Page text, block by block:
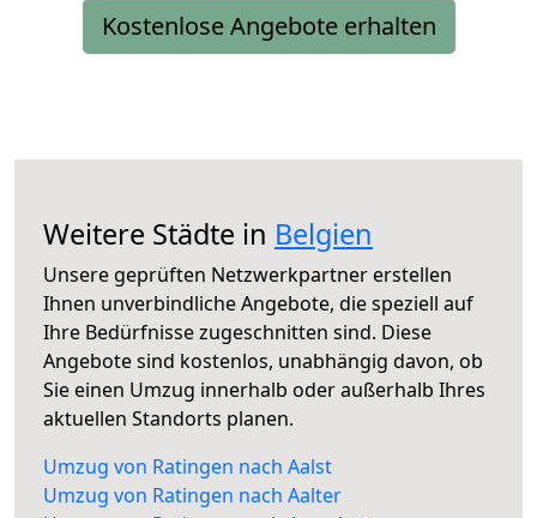
Kostenlose Angebote erhalten
Weitere Städte in Belgien
Unsere geprüften Netzwerkpartner erstellen
Ihnen unverbindliche Angebote, die speziell auf
Ihre Bedürfnisse zugeschnitten sind. Diese
Angebote sind kostenlos, unabhängig davon, ob
Sie einen Umzug innerhalb oder außerhalb Ihres
aktuellen Standorts planen.
Umzug von Ratingen nach Aalst
Umzug von Ratingen nach Aalter